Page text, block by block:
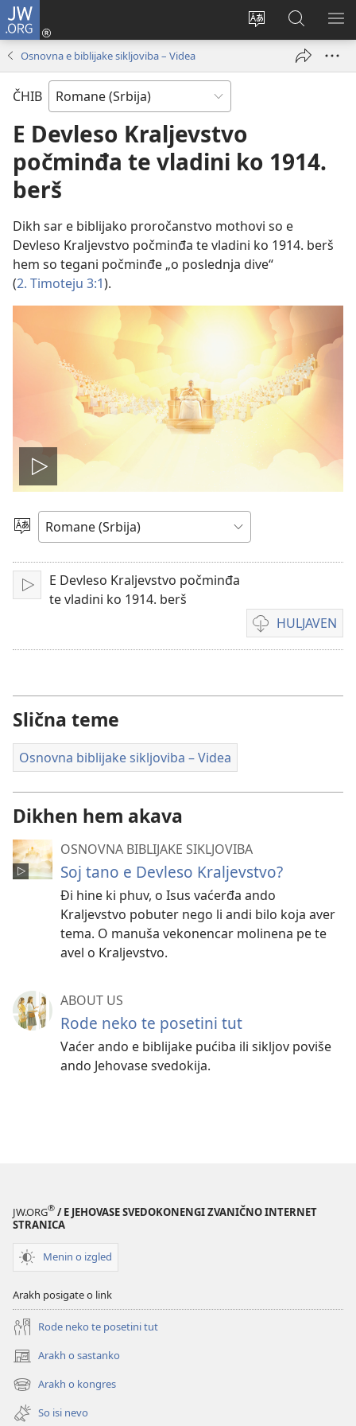
JW.ORG
Promin
Prijava
(opens
Rode
JW.ORG
Osnovna e biblijake sikljoviba – Videa
ČHIB
E Devleso Kraljevstvo
počminđa te vladini ko 1914.
berš
Dikh sar e biblijako proročanstvo mothovi so e
Devleso Kraljevstvo počminđa te vladini ko 1914. berš
hem so tegani počminđe „o poslednja dive“
(2. Timoteju 3:1).
Play
video
Birin
čhib
Muk
E Devleso Kraljevstvo počminđa
te vladini ko 1914. berš
HULJAVEN
O
formatija
Slična teme
Osnovna biblijake sikljoviba – Videa
Dikhen hem akava
OSNOVNA BIBLIJAKE SIKLJOVIBA
Soj tano e Devleso Kraljevstvo?
Ði hine ki phuv, o Isus vaćerđa ando
Kraljevstvo pobuter nego li andi bilo koja aver
tema. O manuša vekonencar molinena pe te
avel o Kraljevstvo.
ABOUT US
Rode neko te posetini tut
Vaćer ando e biblijake pućiba ili sikljov poviše
ando Jehovase svedokija.
JW.ORG® / E JEHOVASE SVEDOKONENGI ZVANIČNO INTERNET
STRANICA
Menin o izgled
Arakh posigate o link
Rode neko te posetini tut
Arakh o sastanko
(opens
new
window)
Arakh o kongres
(opens
new
window)
So isi nevo